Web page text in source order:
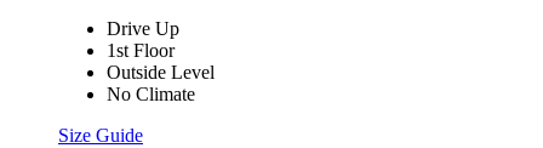
Drive Up
1st Floor
Outside Level
No Climate
Size Guide